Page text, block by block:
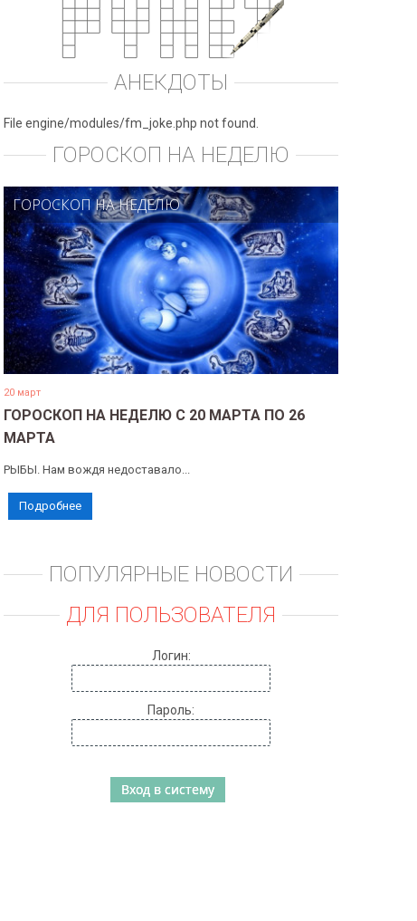
АНЕКДОТЫ
File engine/modules/fm_joke.php not found.
ГОРОСКОП НА НЕДЕЛЮ
ГОРОСКОП НА НЕДЕЛЮ
20 март
ГОРОСКОП НА НЕДЕЛЮ С 20 МАРТА ПО 26
МАРТА
РЫБЫ. Нам вождя недоставало...
Подробнее
ПОПУЛЯРНЫЕ НОВОСТИ
ДЛЯ ПОЛЬЗОВАТЕЛЯ
Логин:
Пароль: